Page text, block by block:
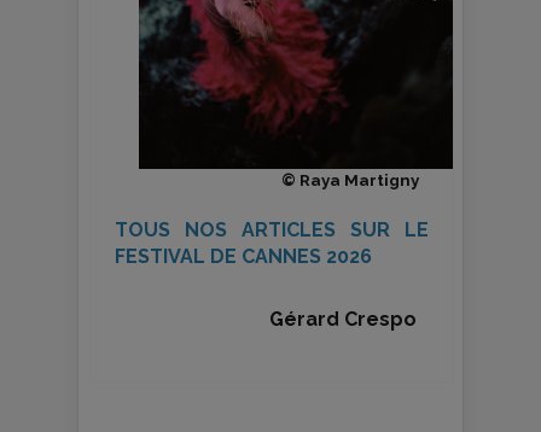
© Raya Martigny
TOUS NOS ARTICLES SUR LE
FESTIVAL DE CANNES 2026
Gérard Crespo